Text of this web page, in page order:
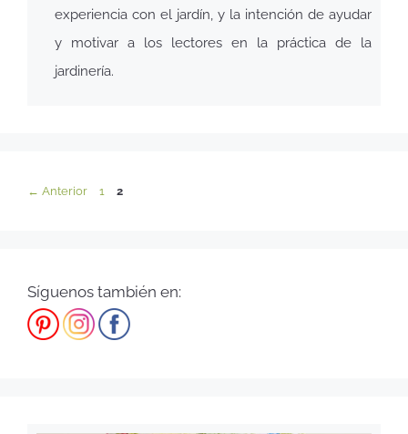
experiencia con el jardín, y la intención de ayudar
y motivar a los lectores en la práctica de la
jardinería.
← Anterior 1 2
Síguenos también en: